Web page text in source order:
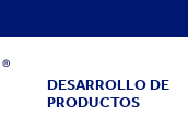
DESARROLLO DE
PRODUCTOS